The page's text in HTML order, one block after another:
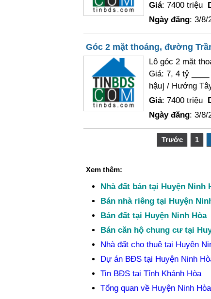
Giá: 7400 triệu
Ngày đăng: 3/8/
Góc 2 mặt thoáng, đường
Lô góc 2 mặt
Giá: 7, 4 tỷ
hậu] / Hướng
Giá: 7400 triệu
Ngày đăng: 3/8/
Trước 1
Xem thêm:
Nhà đất bán tại Huyện Ninh
Bán nhà riêng tại Huyện
Bán đất tại Huyện Ninh Hòa
Bán căn hộ chung cư tại
Nhà đất cho thuê tại Huyện
Dự án BĐS tại Huyện Ninh
Tin BĐS tại Tỉnh Khánh Hòa
Tổng quan về Huyện Ninh Hòa